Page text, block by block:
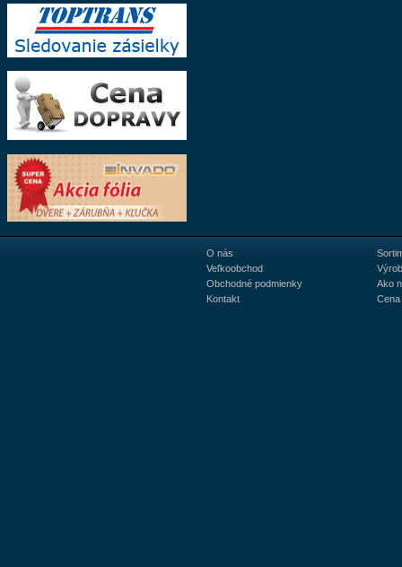
O nás
Veľkoobchod
Obchodné podmienky
Kontakt
Ako